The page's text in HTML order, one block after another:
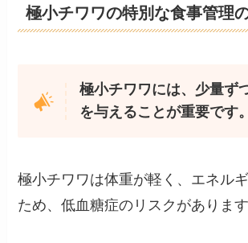
極小チワワの特別な食事管理
極小チワワには、少量ず
を与えることが重要です。
極小チワワは体重が軽く、エネル
ため、低血糖症のリスクがあります